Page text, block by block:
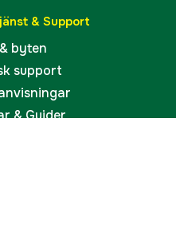
& Support
byten
support
& Guider